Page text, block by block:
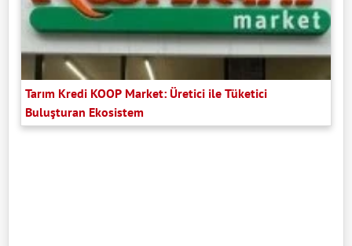
Tarım Kredi KOOP Market: Üretici ile Tüketici
Buluşturan Ekosistem